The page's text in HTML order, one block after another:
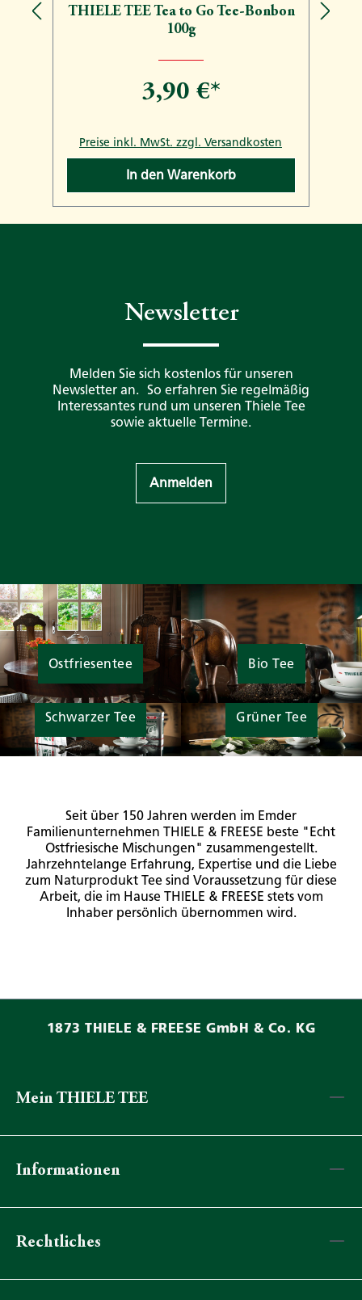
THIELE TEE Tea to Go Tee-Bonbon
100g
3,90 €*
Preise inkl. MwSt. zzgl. Versandkosten
In den Warenkorb
Newsletter
Melden Sie sich kostenlos für unseren
Newsletter an. So erfahren Sie regelmäßig
Interessantes rund um unseren Thiele Tee
sowie aktuelle Termine.
Anmelden
Ostfriesentee Bio Tee
Schwarzer Tee Grüner Tee
Seit über 150 Jahren werden im Emder
Familienunternehmen THIELE & FREESE beste "Echt
Ostfriesische Mischungen" zusammengestellt.
Jahrzehntelange Erfahrung, Expertise und die Liebe
zum Naturprodukt Tee sind Voraussetzung für diese
Arbeit, die im Hause THIELE & FREESE stets vom
Inhaber persönlich übernommen wird.
1873 THIELE & FREESE GmbH & Co. KG
Mein THIELE TEE
Informationen
Rechtliches